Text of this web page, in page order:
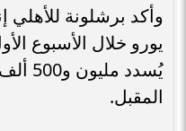
يورو خلال الأسبوع
يُسدد
المقبل.